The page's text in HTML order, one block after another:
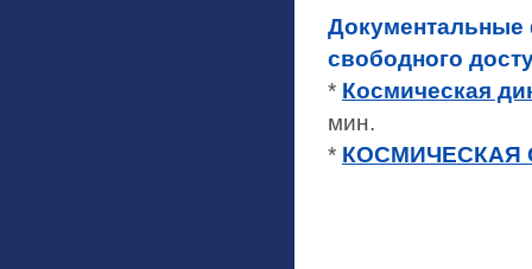
свободного
* Космическая
мин.
* КОСМИЧЕСКАЯ